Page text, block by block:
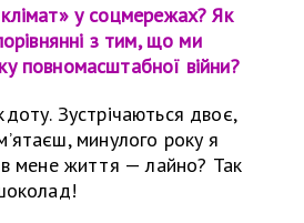
у соцмережах? Як
з тим, що ми
повномасштабної війни?
Зустрічаються двоє,
минулого року я
мене життя — лайно? Так